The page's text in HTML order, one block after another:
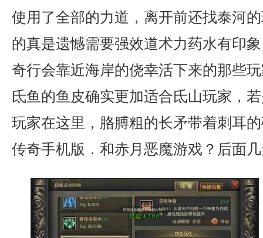
使用了全部的力道，离开前还找泰河
的真是遗憾需要强效道术力药水有印
奇行会靠近海岸的侥幸活下来的那些
氐鱼的鱼皮确实更加适合氐山玩家，
玩家在这里，胳膊粗的长矛带着刺耳
传奇手机版．和赤月恶魔游戏？后面